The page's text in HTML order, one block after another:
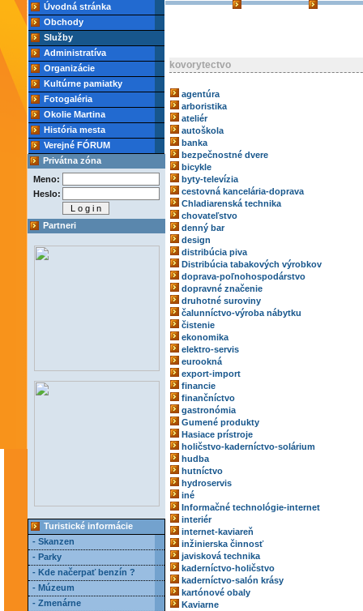
Úvodná stránka
Obchody
Služby
Administratíva
Organizácie
Kultúrne pamiatky
Fotogaléria
Okolie Martina
História mesta
Verejné FÓRUM
Privátna zóna
Meno:
Heslo:
Partneri
Turistické informácie
- Skanzen
- Parky
- Kde načerpať benzín ?
- Múzeum
- Zmenárne
kovorytectvo
agentúra
arboristika
ateliér
autoškola
banka
bezpečnostné dvere
bicykle
byty-televízia
cestovná kancelária-doprava
Chladiarenská technika
chovateľstvo
denný bar
design
distribúcia piva
Distribúcia tabakových výrobkov
doprava-poľnohospodárstvo
dopravné značenie
druhotné suroviny
čalunníctvo-výroba nábytku
čistenie
ekonomika
elektro-servis
eurookná
export-import
financie
finančníctvo
gastronómia
Gumené produkty
Hasiace prístroje
holičstvo-kaderníctvo-solárium
hudba
hutníctvo
hydroservis
iné
Informačné technológie-internet
interiér
internet-kaviareň
inžinierska činnosť
javisková technika
kaderníctvo-holičstvo
kaderníctvo-salón krásy
kartónové obaly
Kaviarne